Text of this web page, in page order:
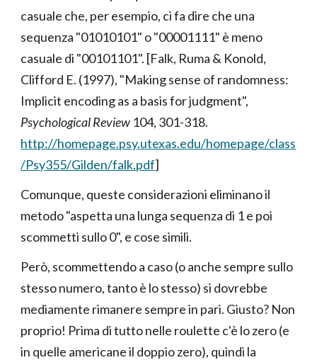
casuale che, per esempio, ci fa dire che una
sequenza "01010101" o "00001111" è meno
casuale di "00101101". [Falk, Ruma & Konold,
Clifford E. (1997), "Making sense of randomness:
Implicit encoding as a basis for judgment",
Psychological Review 104, 301-318.
http://homepage.psy.utexas.edu/homepage/class
/Psy355/Gilden/falk.pdf]
Comunque, queste considerazioni eliminano il
metodo "aspetta una lunga sequenza di 1 e poi
scommetti sullo 0", e cose simili.
Però, scommettendo a caso (o anche sempre sullo
stesso numero, tanto è lo stesso) si dovrebbe
mediamente rimanere sempre in pari. Giusto? Non
proprio! Prima di tutto nelle roulette c'è lo zero (e
in quelle americane il doppio zero), quindi la